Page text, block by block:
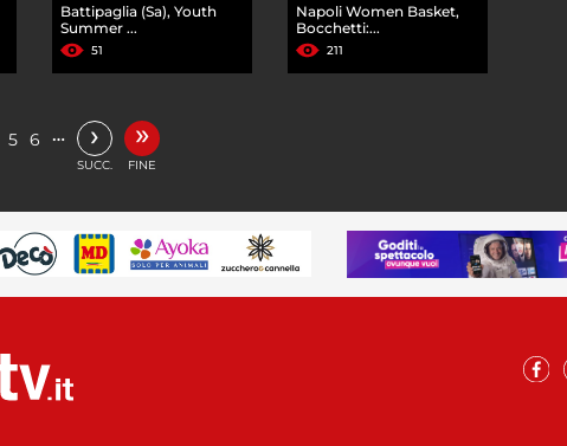
Battipaglia (Sa), Youth
Summer ...
51
Napoli Women Basket,
Bocchetti:...
211
5 6 … ›
SUCC.
»
FINE